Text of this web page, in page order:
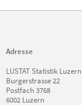
Adresse
LUSTAT Statistik Luzern
Burgerstrasse 22
Postfach 3768
6002 Luzern